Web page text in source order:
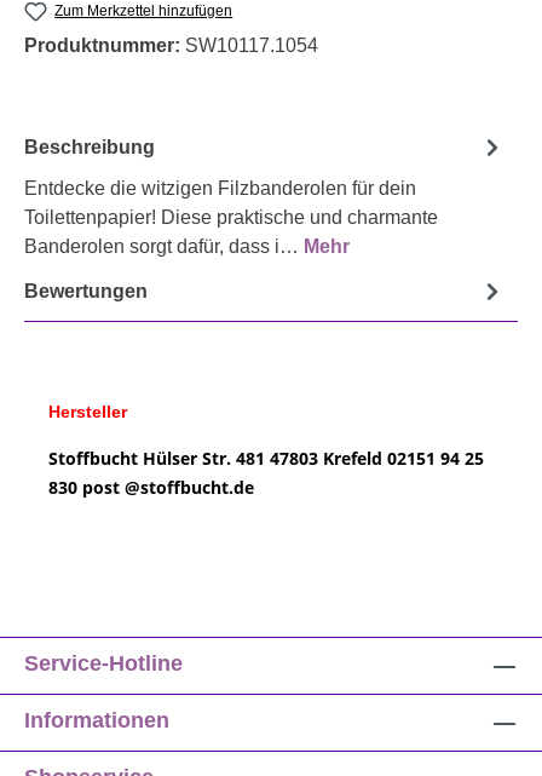
Zum Merkzettel hinzufügen
Produktnummer: SW10117.1054
Beschreibung
Entdecke die witzigen Filzbanderolen für dein
Toilettenpapier! Diese praktische und charmante
Banderolen sorgt dafür, dass i… Mehr
Bewertungen
Hersteller
Stoffbucht Hülser Str. 481 47803 Krefeld 02151 94 25
830 post @stoffbucht.de
Service-Hotline
Informationen